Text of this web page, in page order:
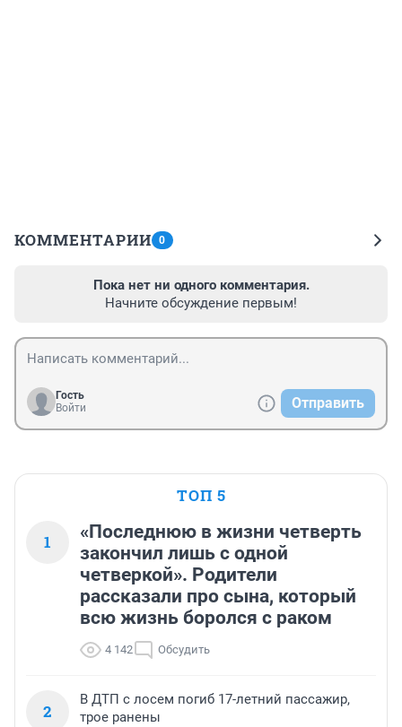
КОММЕНТАРИИ 0
Пока нет ни одного комментария.
Начните обсуждение первым!
Гость
Войти
Отправить
ТОП 5
1
«Последнюю в жизни четверть
закончил лишь с одной
четверкой». Родители
рассказали про сына, который
всю жизнь боролся с раком
4 142 Обсудить
2
В ДТП с лосем погиб 17-летний пассажир,
трое ранены